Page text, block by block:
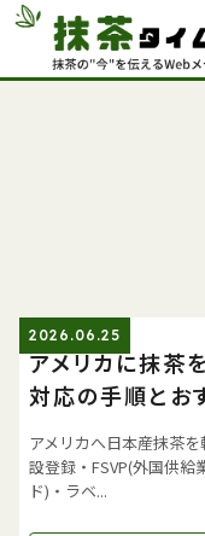
2026.06.25
アメリカに抹茶
対応の手順とお
アメリカへ日本産抹茶
設登録・FSVP(外国供
ド)・ラベ...